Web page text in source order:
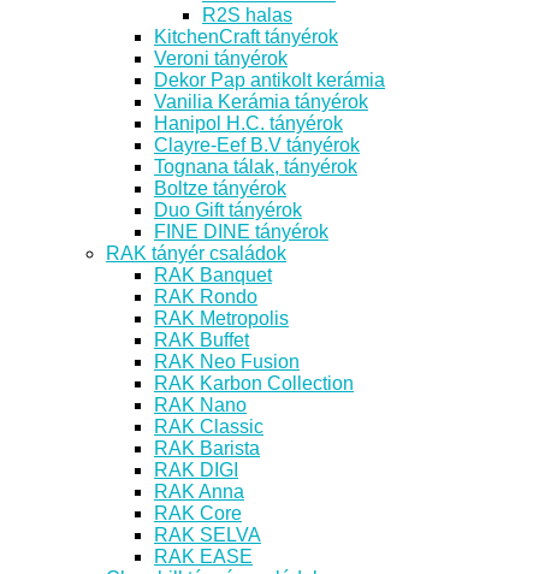
R2S halas
KitchenCraft tányérok
Veroni tányérok
Dekor Pap antikolt kerámia
Vanilia Kerámia tányérok
Hanipol H.C. tányérok
Clayre-Eef B.V tányérok
Tognana tálak, tányérok
Boltze tányérok
Duo Gift tányérok
FINE DINE tányérok
RAK tányér családok
RAK Banquet
RAK Rondo
RAK Metropolis
RAK Buffet
RAK Neo Fusion
RAK Karbon Collection
RAK Nano
RAK Classic
RAK Barista
RAK DIGI
RAK Anna
RAK Core
RAK SELVA
RAK EASE